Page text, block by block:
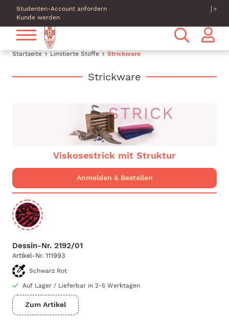
Studenten-Account anfordern
Kunde werden
▼
Startseite Limitierte Stoffe Strickware
Strickware
Viskosestrick mit Struktur
Dessin-Nr. 2192/01
Artikel-Nr. 111993
Schwarz Rot
Auf Lager / Lieferbar in 2-5 Werktagen
Zum Artikel